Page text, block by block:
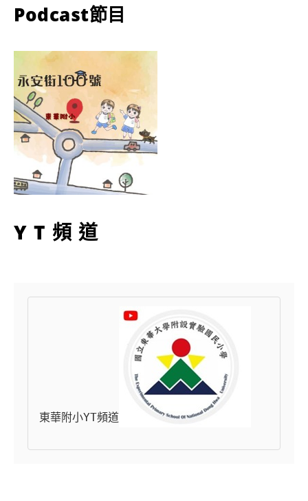
Podcast節目
YT頻道
東華附小YT頻道